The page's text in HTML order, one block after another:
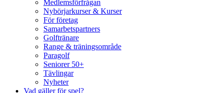
Medlemsförfrågan
Nybörjarkurser & Kurser
För företag
Samarbetspartners
Golftränare
Range & träningsområde
Paragolf
Seniorer 50+
Tävlingar
Nyheter
Vad gäller för spel?